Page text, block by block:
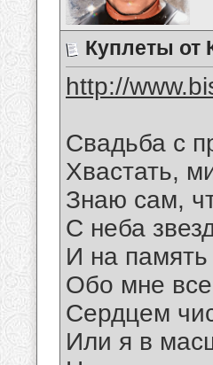
Куплеты от
http://
Свадьба с
Хвастать,
Знаю сам,
С неба
И на
Обо мне
Сердцем
Или я в